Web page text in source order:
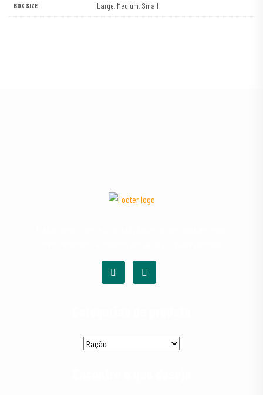
BOX SIZE Large, Medium, Small